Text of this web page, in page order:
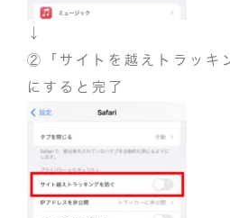
↓
②「サイトを越えトラッキ
にすると完了